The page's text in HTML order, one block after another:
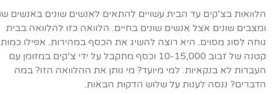
הלוואות בצ'קים עד הבית עשויים להתאים לאנשים שונים באנשים
ומצבים שונים אצל אנשים שונים בחיים. הלוואה כזו להלוואה בבית
נוחה לסוג מסוים. היא רוצה להשיג את הכסף במהירות. אפילו כמות
קטנה של זבוב 10-15,000 וכסף מתקבל על ידי צ'קים במזומן עם
העברות לא בנקאיות. למי מיועד? מי נותן את ההלוואה הזו? במה
הדברים? ננסה לענות על שלוש הדקות הבאות.